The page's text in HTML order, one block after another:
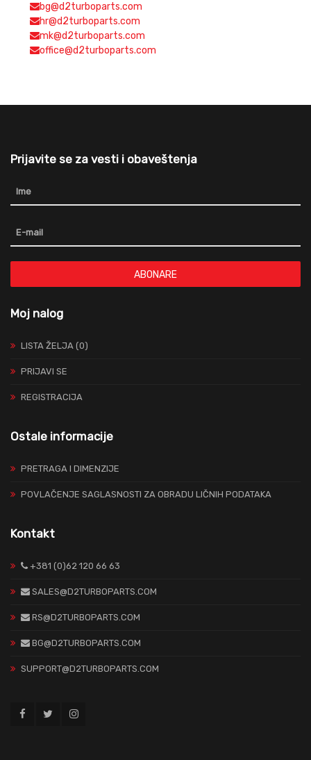
bg@d2turboparts.com
hr@d2turboparts.com
mk@d2turboparts.com
office@d2turboparts.com
Prijavite se za vesti i obaveštenja
ABONARE
Moj nalog
LISTA ŽELJA (0)
PRIJAVI SE
REGISTRACIJA
Ostale informacije
PRETRAGA I DIMENZIJE
POVLAČENJE SAGLASNOSTI ZA OBRADU LIČNIH PODATAKA
Kontakt
+381 (0)62 120 66 63
SALES@D2TURBOPARTS.COM
RS@D2TURBOPARTS.COM
BG@D2TURBOPARTS.COM
SUPPORT@D2TURBOPARTS.COM